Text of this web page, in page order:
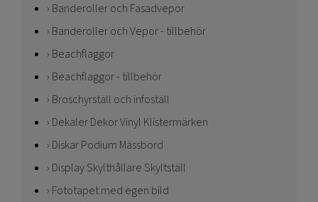
Banderoller och Fasadvepor
Banderoller och Vepor - tillbehör
Beachflaggor
Beachflaggor - tillbehör
Broschyrställ och infoställ
Dekaler Dekor Vinyl Klistermärken
Diskar Podium Mässbord
Display Skylthållare Skyltställ
Fototapet med egen bild